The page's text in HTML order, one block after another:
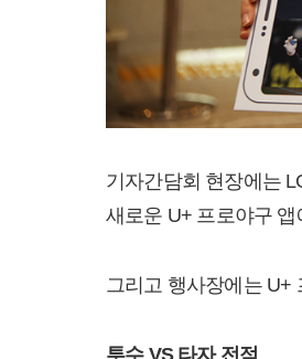
기자간담회 현장에는
새로운 U+ 프로야구
그리고 행사장에는 U+
투수 VS 타자 전적